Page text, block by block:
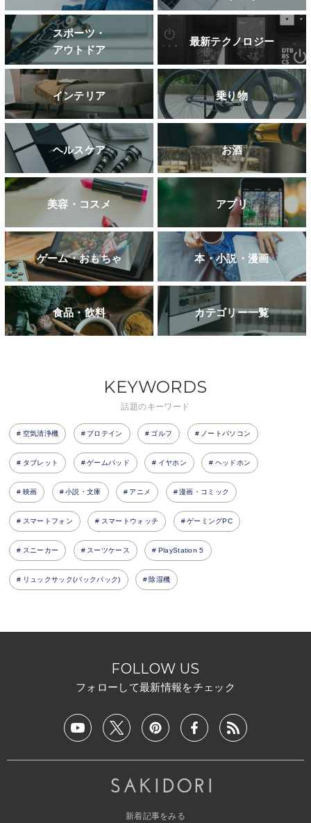
スポーツ・
アウトドア
最新テクノロジー
インテリア 乗り物
ヘルスケア お酒
美容・コスメ アプリ
ゲーム・おもちゃ 本・小説・漫画
食品・飲料 カテゴリー一覧
KEYWORDS
話題のキーワード
空気清浄機 プロテイン ゴルフ ノートパソコン
タブレット ゲームパッド イヤホン ヘッドホン
映画 小説・文庫 アニメ 漫画・コミック
スマートフォン スマートウォッチ ゲーミングPC
スニーカー スーツケース PlayStation 5
リュックサック(バックパック) 除湿機
FOLLOW US
フォローして最新情報をチェック
新着記事をみる